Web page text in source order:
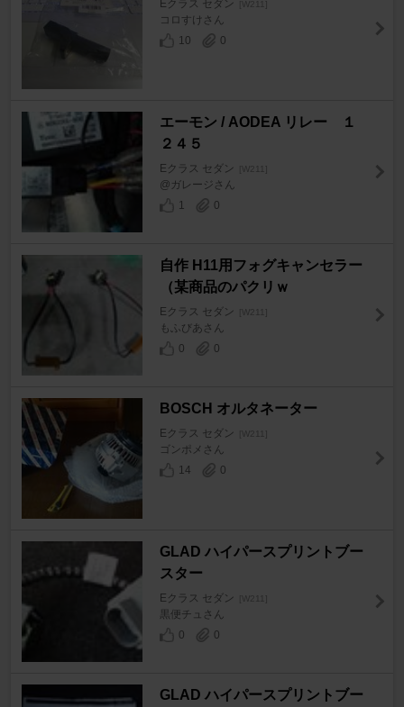
Eクラス セダン [W211]
コロすけさん
10
0
エーモン / AODEA リレー １
２４５
Eクラス セダン [W211]
@ガレージさん
1
0
自作 H11用フォグキャンセラー
（某商品のパクリｗ
Eクラス セダン [W211]
もふびあさん
0
0
BOSCH オルタネーター
Eクラス セダン [W211]
ゴンポメさん
14
0
GLAD ハイパースプリントブー
スター
Eクラス セダン [W211]
黒便チュさん
0
0
GLAD ハイパースプリントブー